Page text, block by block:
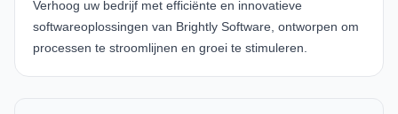
Verhoog uw bedrijf met efficiënte en innovatieve
softwareoplossingen van Brightly Software, ontworpen om
processen te stroomlijnen en groei te stimuleren.